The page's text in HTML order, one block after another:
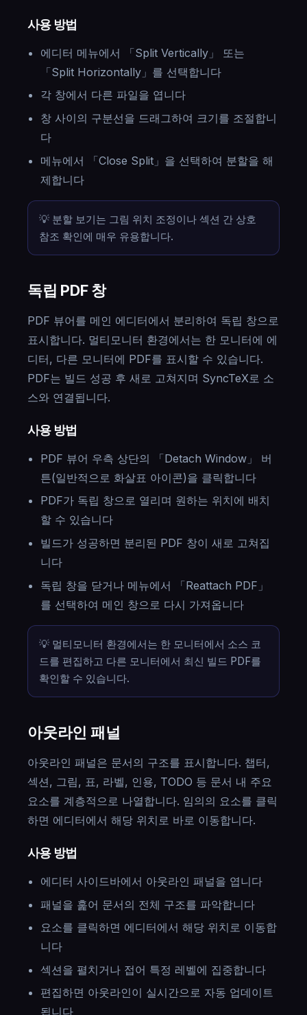
사용 방법
에디터 메뉴에서 「Split Vertically」 또는
「Split Horizontally」를 선택합니다
각 창에서 다른 파일을 엽니다
창 사이의 구분선을 드래그하여 크기를 조절합니
다
메뉴에서 「Close Split」을 선택하여 분할을 해
제합니다
💡 분할 보기는 그림 위치 조정이나 섹션 간 상호
참조 확인에 매우 유용합니다.
독립 PDF 창
PDF 뷰어를 메인 에디터에서 분리하여 독립 창으로
표시합니다. 멀티모니터 환경에서는 한 모니터에 에
디터, 다른 모니터에 PDF를 표시할 수 있습니다.
PDF는 빌드 성공 후 새로 고쳐지며 SyncTeX로 소
스와 연결됩니다.
사용 방법
PDF 뷰어 우측 상단의 「Detach Window」 버
튼(일반적으로 화살표 아이콘)을 클릭합니다
PDF가 독립 창으로 열리며 원하는 위치에 배치
할 수 있습니다
빌드가 성공하면 분리된 PDF 창이 새로 고쳐집
니다
독립 창을 닫거나 메뉴에서 「Reattach PDF」
를 선택하여 메인 창으로 다시 가져옵니다
💡 멀티모니터 환경에서는 한 모니터에서 소스 코
드를 편집하고 다른 모니터에서 최신 빌드 PDF를
확인할 수 있습니다.
아웃라인 패널
아웃라인 패널은 문서의 구조를 표시합니다. 챕터,
섹션, 그림, 표, 라벨, 인용, TODO 등 문서 내 주요
요소를 계층적으로 나열합니다. 임의의 요소를 클릭
하면 에디터에서 해당 위치로 바로 이동합니다.
사용 방법
에디터 사이드바에서 아웃라인 패널을 엽니다
패널을 훑어 문서의 전체 구조를 파악합니다
요소를 클릭하면 에디터에서 해당 위치로 이동합
니다
섹션을 펼치거나 접어 특정 레벨에 집중합니다
편집하면 아웃라인이 실시간으로 자동 업데이트
됩니다